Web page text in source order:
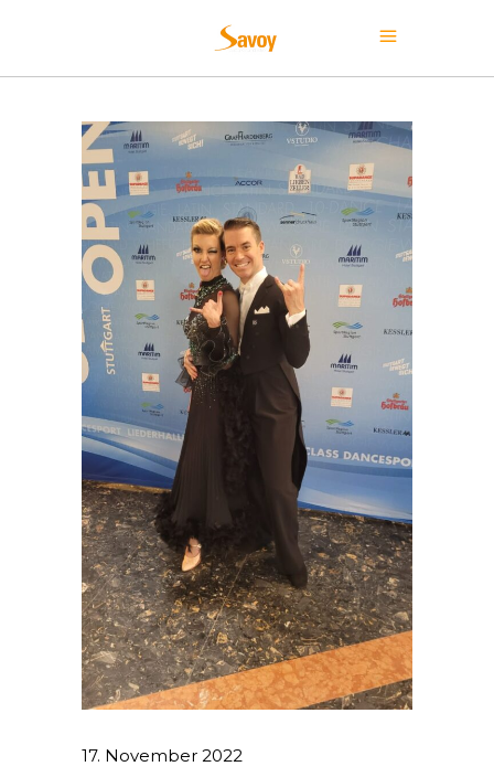
17. November 2022